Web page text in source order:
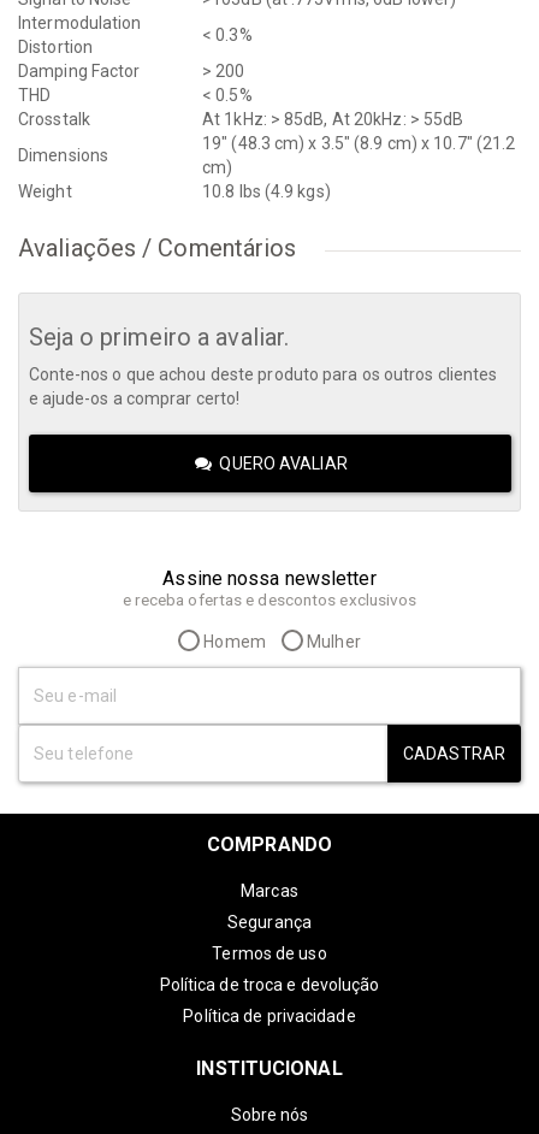
Intermodulation
Distortion
< 0.3%
Damping Factor
> 200
THD
< 0.5%
Crosstalk
At 1kHz: > 85dB, At 20kHz: > 55dB
Dimensions
19" (48.3 cm) x 3.5" (8.9 cm) x 10.7" (21.2
cm)
Weight
10.8 lbs (4.9 kgs)
Avaliações / Comentários
Seja o primeiro a avaliar.
Conte-nos o que achou deste produto para os outros clientes
e ajude-os a comprar certo!
QUERO AVALIAR
Assine nossa newsletter
e receba ofertas e descontos exclusivos
Homem Mulher
CADASTRAR
COMPRANDO
Marcas
Segurança
Termos de uso
Política de troca e devolução
Política de privacidade
INSTITUCIONAL
Sobre nós